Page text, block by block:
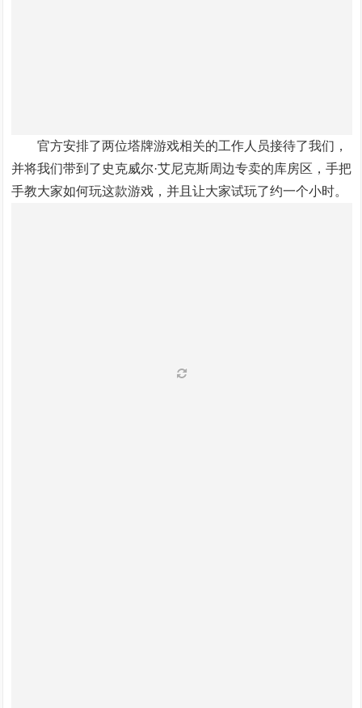
官方安排了两位塔牌游戏相关的工作人员接待了我们，
并将我们带到了史克威尔·艾尼克斯周边专卖的库房区，手把
手教大家如何玩这款游戏，并且让大家试玩了约一个小时。